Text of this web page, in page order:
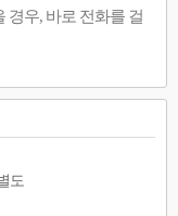
경우, 바로 전화를 걸
도